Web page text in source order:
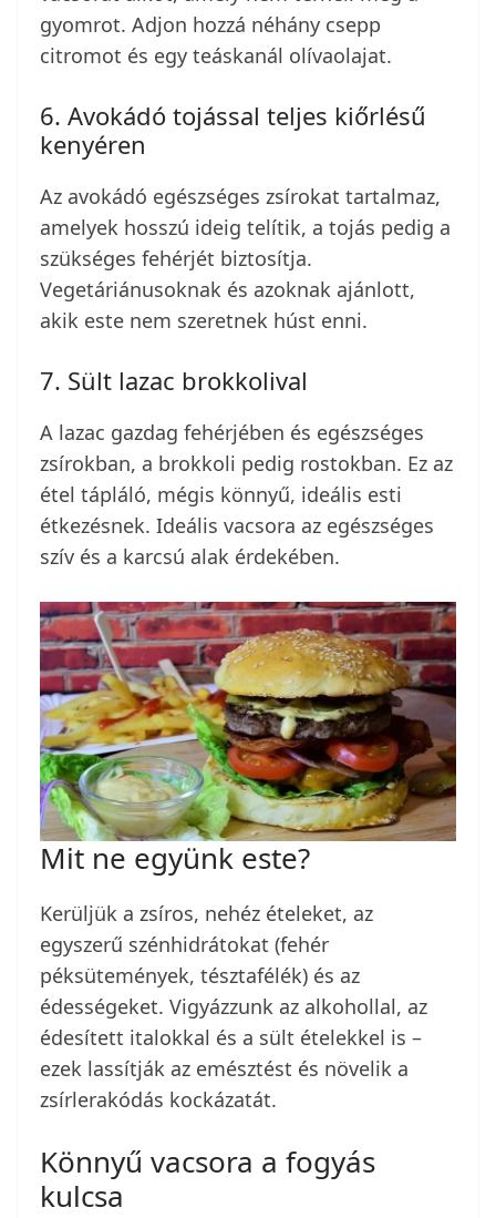
gyomrot. Adjon hozzá néhány csepp
citromot és egy teáskanál olívaolajat.
6. Avokádó tojással teljes kiőrlésű
kenyéren
Az avokádó egészséges zsírokat tartalmaz,
amelyek hosszú ideig telítik, a tojás pedig a
szükséges fehérjét biztosítja.
Vegetáriánusoknak és azoknak ajánlott,
akik este nem szeretnek húst enni.
7. Sült lazac brokkolival
A lazac gazdag fehérjében és egészséges
zsírokban, a brokkoli pedig rostokban. Ez az
étel tápláló, mégis könnyű, ideális esti
étkezésnek. Ideális vacsora az egészséges
szív és a karcsú alak érdekében.
Mit ne együnk este?
Kerüljük a zsíros, nehéz ételeket, az
egyszerű szénhidrátokat (fehér
péksütemények, tésztafélék) és az
édességeket. Vigyázzunk az alkohollal, az
édesített italokkal és a sült ételekkel is –
ezek lassítják az emésztést és növelik a
zsírlerakódás kockázatát.
Könnyű vacsora a fogyás
kulcsa